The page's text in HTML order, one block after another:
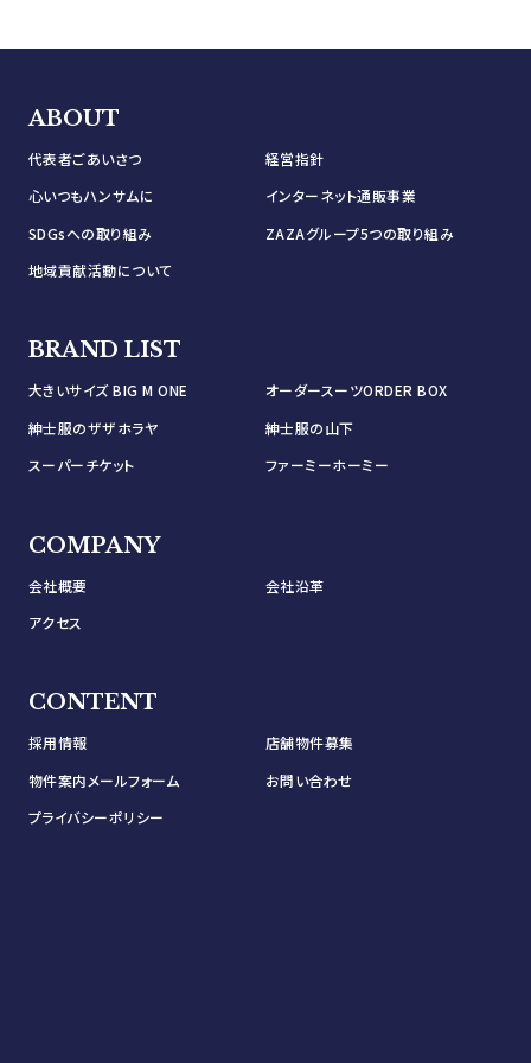
ABOUT
代表者ごあいさつ
経営指針
心いつもハンサムに
インターネット通販事業
SDGsへの取り組み
ZAZAグループ5つの取り組み
地域貢献活動について
BRAND LIST
大きいサイズ BIG M ONE
オーダースーツORDER BOX
紳士服のザザホラヤ
紳士服の山下
スーパーチケット
ファーミーホーミー
COMPANY
会社概要
会社沿革
アクセス
CONTENT
採用情報
店舗物件募集
物件案内メールフォーム
お問い合わせ
プライバシーポリシー